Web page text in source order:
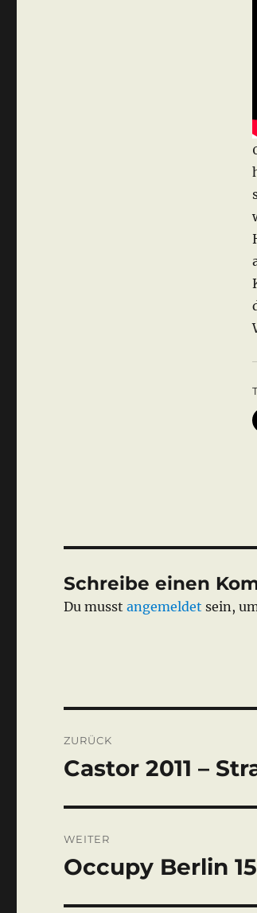
Schreibe einen
Du musstangemeldet sein,
ZURÜCK
Vorheriger
Castor 2011 –
WEITER
Nächster
Occupy Berlin